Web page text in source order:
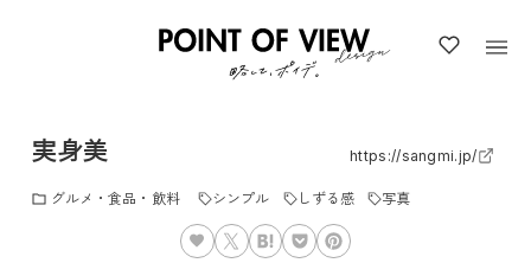
実身美 https://sangmi.jp/
グルメ・食品・飲料 シンプル しずる感 写真